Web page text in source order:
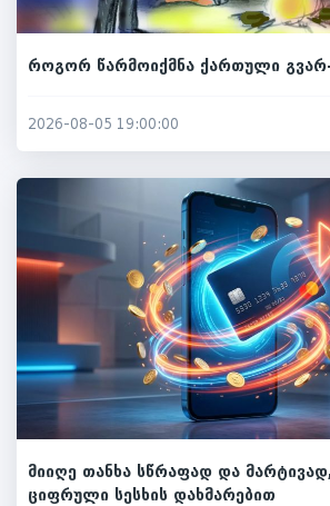
როგორ წარმოიქმნა ქართული
2026-08-05 19:00:00
მიიღე თანხა სწრაფად და
ციფრული სესხის დახმარებით